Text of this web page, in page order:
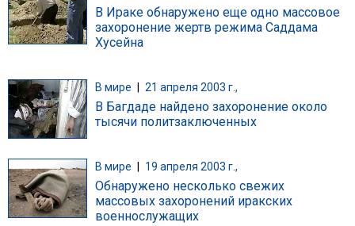
В Ираке обнаружено еще одно массовое
захоронение жертв режима Саддама
Хусейна
В мире 21 апреля 2003 г.,
В Багдаде найдено захоронение около
тысячи политзаключенных
В мире 19 апреля 2003 г.,
Обнаружено несколько свежих
массовых захоронений иракских
военнослужащих